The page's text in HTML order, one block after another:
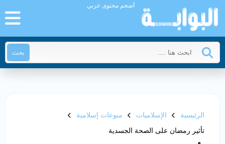
أضخم محتوى عربي
بحث
الرئيسية الإسلاميات
منوعات إسلامية
تأثير رمضان على الصحة الجسدية